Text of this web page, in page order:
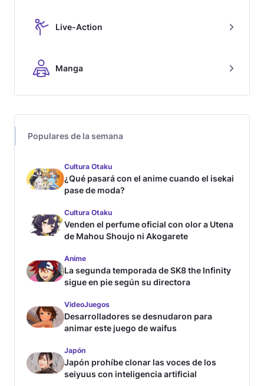
Live-Action
Manga
Populares de la semana
Cultura Otaku
¿Qué pasará con el anime cuando el isekai
pase de moda?
Cultura Otaku
Venden el perfume oficial con olor a Utena
de Mahou Shoujo ni Akogarete
Anime
La segunda temporada de SK8 the Infinity
sigue en pie según su directora
VideoJuegos
Desarrolladores se desnudaron para
animar este juego de waifus
Japón
Japón prohíbe clonar las voces de los
seiyuus con inteligencia artificial